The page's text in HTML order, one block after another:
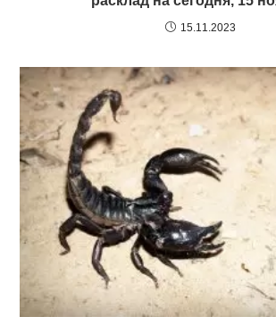
15.11.2023